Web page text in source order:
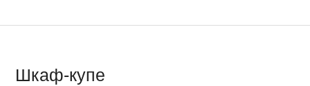
Шкаф-купе